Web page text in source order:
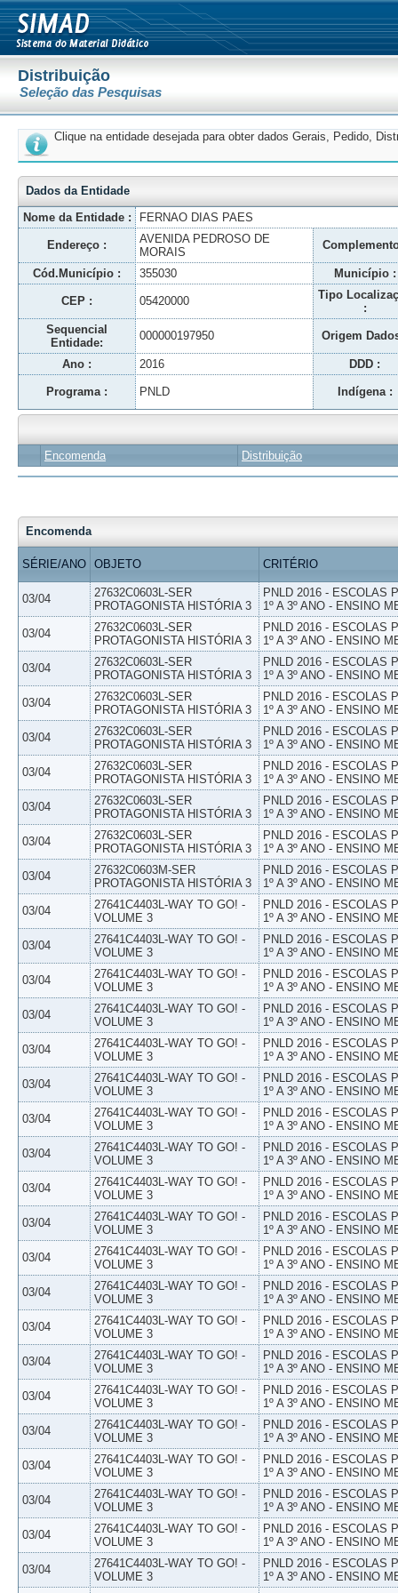
Distribuição
Seleção das Pesquisas
Clique na entidade desejada para obter dados Gerais, Pedido,
Dados da Entidade
Nome da Entidade :
FERNAO DIAS PAES
Endereço :
AVENIDA PEDROSO DE
MORAIS
Cód.Município : 355030 Município :
CEP : 05420000
Tipo
:
Sequencial
Entidade:
000000197950 Origem
Ano : 2016 DDD :
Programa : PNLD Indígena :
Encomenda Distribuição
Encomenda
SÉRIE/ANO OBJETO CRITÉRIO
03/04
27632C0603L-SER
PROTAGONISTA HISTÓRIA 3
PNLD 2016 - ESCOLAS
1º A 3º ANO - ENSINO
03/04
27632C0603L-SER
PROTAGONISTA HISTÓRIA 3
PNLD 2016 - ESCOLAS
1º A 3º ANO - ENSINO
03/04
27632C0603L-SER
PROTAGONISTA HISTÓRIA 3
PNLD 2016 - ESCOLAS
1º A 3º ANO - ENSINO
03/04
27632C0603L-SER
PROTAGONISTA HISTÓRIA 3
PNLD 2016 - ESCOLAS
1º A 3º ANO - ENSINO
03/04
27632C0603L-SER
PROTAGONISTA HISTÓRIA 3
PNLD 2016 - ESCOLAS
1º A 3º ANO - ENSINO
03/04
27632C0603L-SER
PROTAGONISTA HISTÓRIA 3
PNLD 2016 - ESCOLAS
1º A 3º ANO - ENSINO
03/04
27632C0603L-SER
PROTAGONISTA HISTÓRIA 3
PNLD 2016 - ESCOLAS
1º A 3º ANO - ENSINO
03/04
27632C0603L-SER
PROTAGONISTA HISTÓRIA 3
PNLD 2016 - ESCOLAS
1º A 3º ANO - ENSINO
03/04
27632C0603M-SER
PROTAGONISTA HISTÓRIA 3
PNLD 2016 - ESCOLAS
1º A 3º ANO - ENSINO
03/04
27641C4403L-WAY TO GO! -
VOLUME 3
PNLD 2016 - ESCOLAS
1º A 3º ANO - ENSINO
03/04
27641C4403L-WAY TO GO! -
VOLUME 3
PNLD 2016 - ESCOLAS
1º A 3º ANO - ENSINO
03/04
27641C4403L-WAY TO GO! -
VOLUME 3
PNLD 2016 - ESCOLAS
1º A 3º ANO - ENSINO
03/04
27641C4403L-WAY TO GO! -
VOLUME 3
PNLD 2016 - ESCOLAS
1º A 3º ANO - ENSINO
03/04
27641C4403L-WAY TO GO! -
VOLUME 3
PNLD 2016 - ESCOLAS
1º A 3º ANO - ENSINO
03/04
27641C4403L-WAY TO GO! -
VOLUME 3
PNLD 2016 - ESCOLAS
1º A 3º ANO - ENSINO
03/04
27641C4403L-WAY TO GO! -
VOLUME 3
PNLD 2016 - ESCOLAS
1º A 3º ANO - ENSINO
03/04
27641C4403L-WAY TO GO! -
VOLUME 3
PNLD 2016 - ESCOLAS
1º A 3º ANO - ENSINO
03/04
27641C4403L-WAY TO GO! -
VOLUME 3
PNLD 2016 - ESCOLAS
1º A 3º ANO - ENSINO
03/04
27641C4403L-WAY TO GO! -
VOLUME 3
PNLD 2016 - ESCOLAS
1º A 3º ANO - ENSINO
03/04
27641C4403L-WAY TO GO! -
VOLUME 3
PNLD 2016 - ESCOLAS
1º A 3º ANO - ENSINO
03/04
27641C4403L-WAY TO GO! -
VOLUME 3
PNLD 2016 - ESCOLAS
1º A 3º ANO - ENSINO
03/04
27641C4403L-WAY TO GO! -
VOLUME 3
PNLD 2016 - ESCOLAS
1º A 3º ANO - ENSINO
03/04
27641C4403L-WAY TO GO! -
VOLUME 3
PNLD 2016 - ESCOLAS
1º A 3º ANO - ENSINO
03/04
27641C4403L-WAY TO GO! -
VOLUME 3
PNLD 2016 - ESCOLAS
1º A 3º ANO - ENSINO
03/04
27641C4403L-WAY TO GO! -
VOLUME 3
PNLD 2016 - ESCOLAS
1º A 3º ANO - ENSINO
03/04
27641C4403L-WAY TO GO! -
VOLUME 3
PNLD 2016 - ESCOLAS
1º A 3º ANO - ENSINO
03/04
27641C4403L-WAY TO GO! -
VOLUME 3
PNLD 2016 - ESCOLAS
1º A 3º ANO - ENSINO
03/04
27641C4403L-WAY TO GO! -
VOLUME 3
PNLD 2016 - ESCOLAS
1º A 3º ANO - ENSINO
03/04
27641C4403L-WAY TO GO! -
VOLUME 3
PNLD 2016 - ESCOLAS
1º A 3º ANO - ENSINO